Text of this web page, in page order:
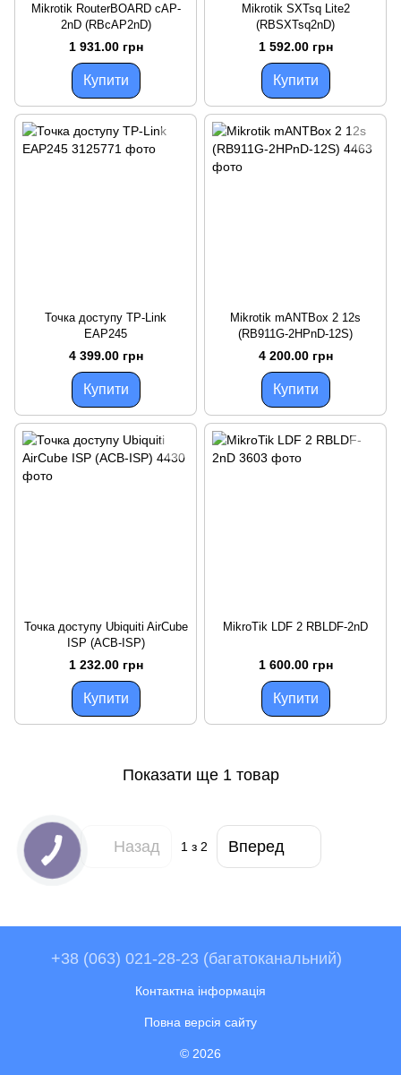
Mikrotik RouterBOARD cAP-
2nD (RBcAP2nD)
1 931.00 грн
Купити
Mikrotik SXTsq Lite2
(RBSXTsq2nD)
1 592.00 грн
Купити
Точка доступу TP-Link
EAP245
4 399.00 грн
Купити
Mikrotik mANTBox 2 12s
(RB911G-2HPnD-12S)
4 200.00 грн
Купити
Точка доступу Ubiquiti AirCube
ISP (ACB-ISP)
1 232.00 грн
Купити
MikroTik LDF 2 RBLDF-2nD
1 600.00 грн
Купити
Показати ще 1 товар
Назад 1з 2 Вперед
+38 (063) 021-28-23 (багатоканальний)
Контактна інформація
Повна версія сайту
© 2026